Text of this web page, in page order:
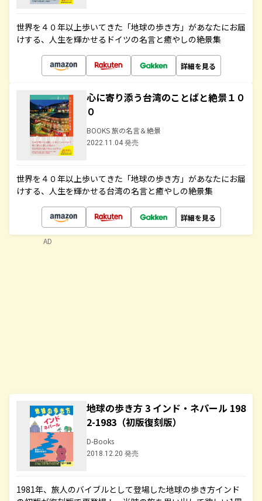
世界を４０年以上歩いてきた「地球の歩き方」があなたにお届
けする、人生を輝かせるドイツの名言と癒やしの絶景集
詳細を見る
心に寄り添う台湾のことばと絶景１０
０
BOOKS 旅の名言＆絶景
2022.11.04 発売
世界を４０年以上歩いてきた「地球の歩き方」があなたにお届
けする、人生を輝かせる台湾の名言と癒やしの絶景集
詳細を見る
地球の歩き方 3 インド・ネパール 198
2-1983（初版復刻版）
D-Books
2018.12.20 発売
1981年、旅人のバイブルとして登場した地球の歩き方インド
AD